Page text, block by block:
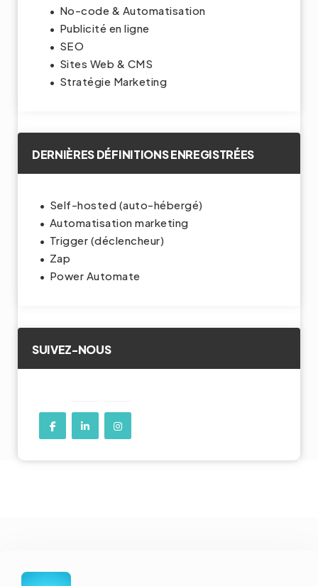
No-code & Automatisation
Publicité en ligne
SEO
Sites Web & CMS
Stratégie Marketing
DERNIÈRES DÉFINITIONS ENREGISTRÉES
Self-hosted (auto-hébergé)
Automatisation marketing
Trigger (déclencheur)
Zap
Power Automate
SUIVEZ-NOUS